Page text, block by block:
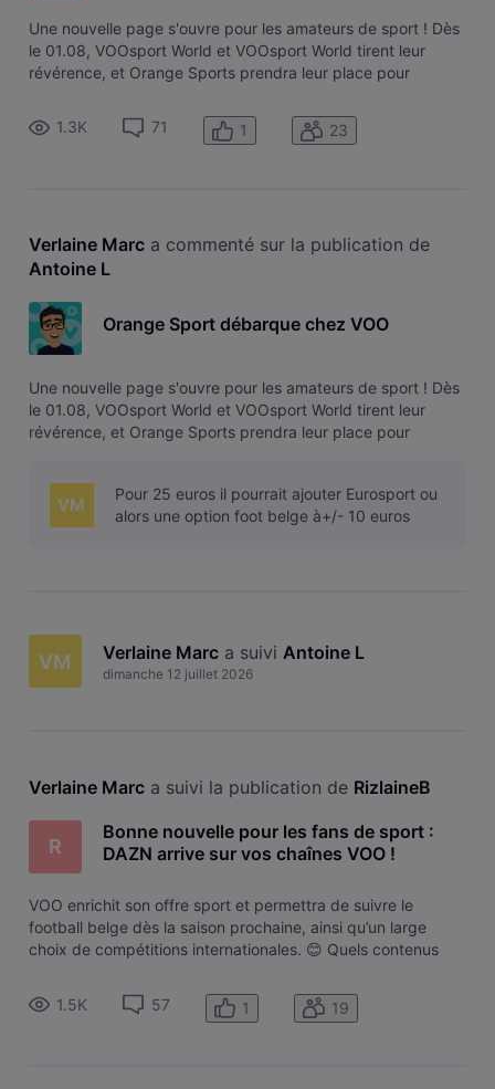
Une nouvelle page s'ouvre pour les amateurs de sport ! Dès
le 01.08, VOOsport World et VOOsport World tirent leur
révérence, et Orange Sports prendra leur place pour
football belge, les plus grands championnats européens et
de nombreuses c
1.3K 71 1 23
Verlaine Marc a commenté sur la publication de
Antoine L
Orange Sport débarque chez VOO
Une nouvelle page s'ouvre pour les amateurs de sport ! Dès
le 01.08, VOOsport World et VOOsport World tirent leur
révérence, et Orange Sports prendra leur place pour
de nombreuses c
VM
Pour 25 euros il pourrait ajouter Eurosport ou
alors une option foot belge à+/- 10 euros
VM Verlaine Marc a suivi Antoine L
dimanche 12 juillet 2026
Verlaine Marc a suivi la publication de RizlaineB
R
Bonne nouvelle pour les fans de sport :
DAZN arrive sur vos chaînes VOO !
VOO enrichit son offre sport et permettra de suivre le
football belge dès la saison prochaine, ainsi qu’un large
choix de compétitions internationales. 😊 Quels contenus
belge : Jupiler Pro League, Challenger Pro League, Women
Super League Gra
1.5K 57 1 19